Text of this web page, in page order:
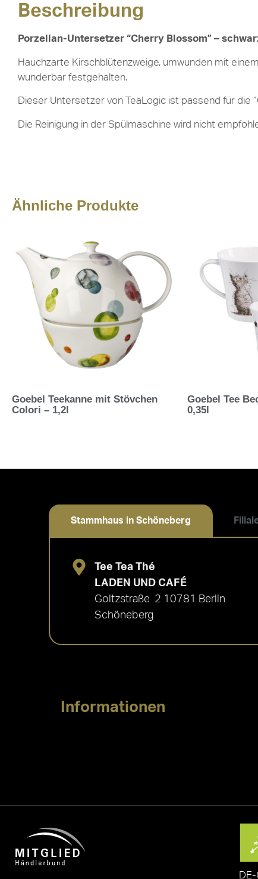
Beschreibung
Porzellan-Untersetzer “Cherry Blossom” –
Hauchzarte Kirschblütenzweige, umwunden mit
wunderbar festgehalten.
Dieser Untersetzer von TeaLogic ist passend für die
Die Reinigung in der Spülmaschine wird nicht
Ähnliche Produkte
Goebel Teekanne mit Stövchen
Colori – 1,2l
Goebel Tee
0,35l
Stammhaus in Schöneberg
Tee Tea Thé
LADEN UND CAFÉ
Goltzstraße 2 10781 Berlin
Schöneberg
Informationen